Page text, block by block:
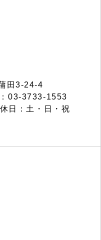
田3-24-4
03-3733-1553
日：土・日・祝